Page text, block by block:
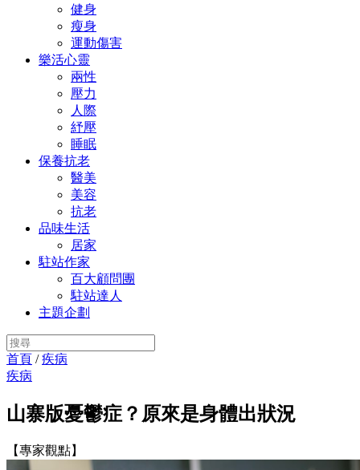
健身
瘦身
運動傷害
樂活心靈
兩性
壓力
人際
紓壓
睡眠
保養抗老
醫美
美容
抗老
品味生活
居家
駐站作家
百大顧問團
駐站達人
主題企劃
首頁 /疾病
疾病
山寨版憂鬱症？原來是身體出狀況
【專家觀點】